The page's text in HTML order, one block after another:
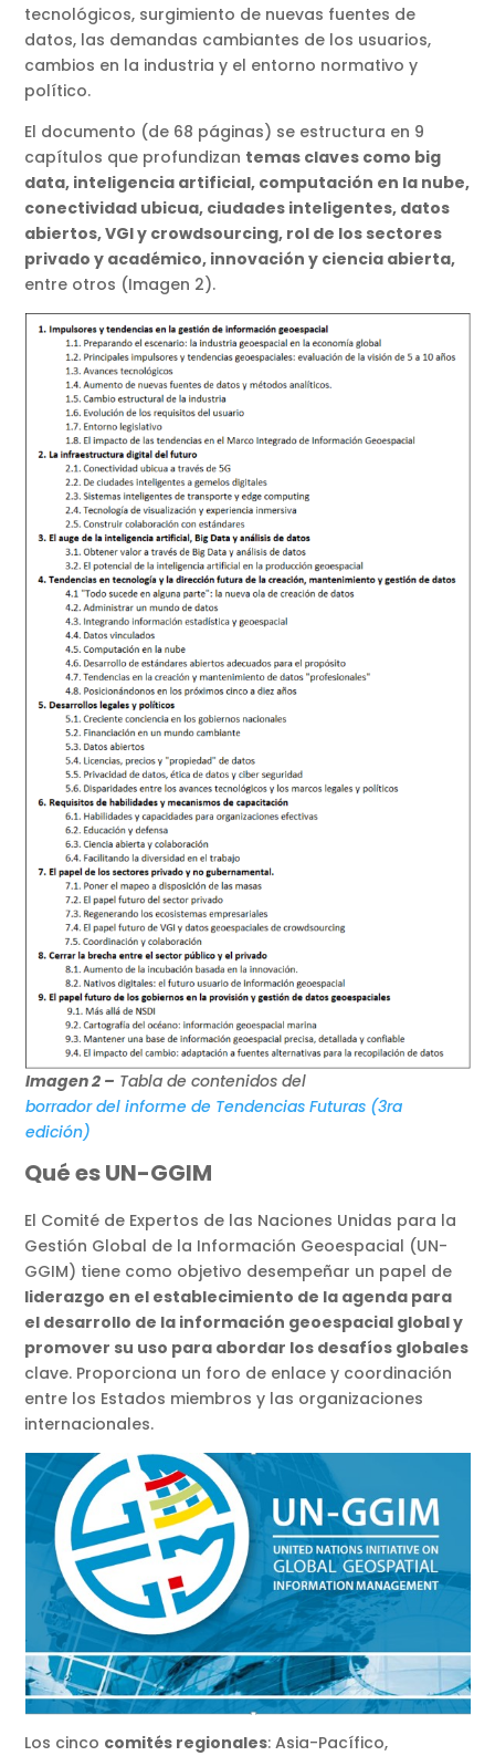
tecnológicos, surgimiento de nuevas fuentes de
datos, las demandas cambiantes de los usuarios,
cambios en la industria y el entorno normativo y
político.
El documento (de 68 páginas) se estructura en 9
capítulos que profundizan temas claves como big
data, inteligencia artificial, computación en la nube,
conectividad ubicua, ciudades inteligentes, datos
abiertos, VGI y crowdsourcing, rol de los sectores
privado y académico, innovación y ciencia abierta,
entre otros (Imagen 2).
Imagen 2 – Tabla de contenidos del
borrador del informe de Tendencias Futuras (3ra
edición)
Qué es UN-GGIM
El Comité de Expertos de las Naciones Unidas para la
Gestión Global de la Información Geoespacial (UN-
GGIM) tiene como objetivo desempeñar un papel de
liderazgo en el establecimiento de la agenda para
el desarrollo de la información geoespacial global y
promover su uso para abordar los desafíos globales
clave. Proporciona un foro de enlace y coordinación
entre los Estados miembros y las organizaciones
internacionales.
Los cinco comités regionales: Asia-Pacífico,